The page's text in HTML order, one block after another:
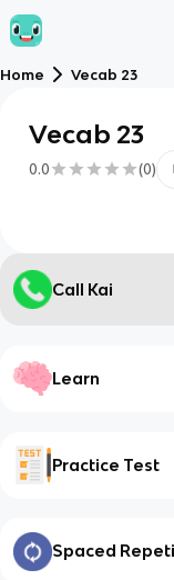
Home Vecab 23
Vecab 23
0.0 (0)
Call Kai
Learn
Practice Test
Spaced